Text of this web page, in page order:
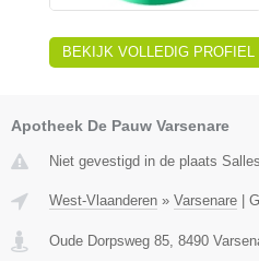
BEKIJK VOLLEDIG PROFIEL
Apotheek De Pauw Varsenare
Niet gevestigd in de plaats
West-Vlaanderen » Varsenare
Oude Dorpsweg 85 8490